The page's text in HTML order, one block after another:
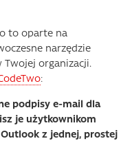
to oparte na
narzędzie
organizacji.
:
podpisy e-mail dla
je użytkownikom
z jednej, prostej